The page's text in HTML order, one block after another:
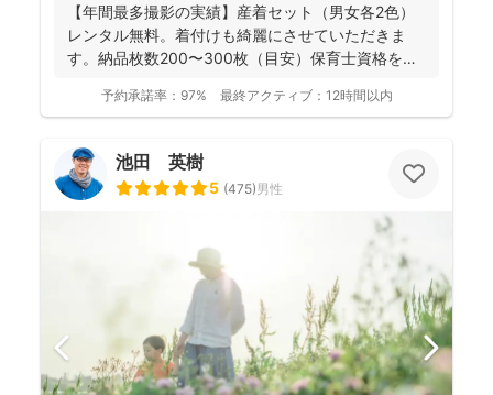
【年間最多撮影の実績】産着セット（男女各2色）
レンタル無料。着付けも綺麗にさせていただきま
す。納品枚数200〜300枚（目安）保育士資格を持
予約承諾率： 97% 最終アクティブ： 12時間以内
池田 英樹
5 (475)男性